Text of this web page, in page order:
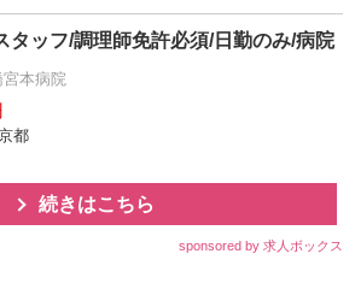
タッフ/調理師免許必須/日勤のみ/病院
本病院
都
続きはこちら
sponsored by 求人ボックス